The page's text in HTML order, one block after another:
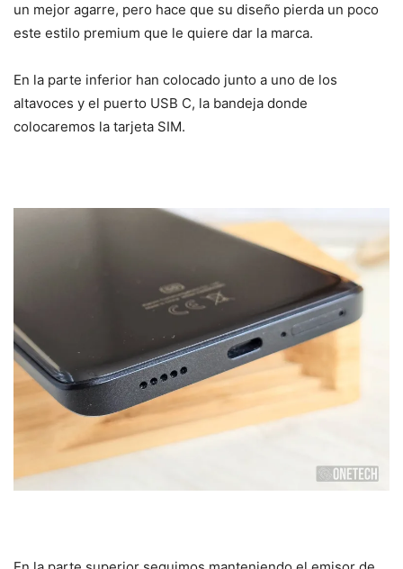
un mejor agarre, pero hace que su diseño pierda un poco
este estilo premium que le quiere dar la marca.
En la parte inferior han colocado junto a uno de los
altavoces y el puerto USB C, la bandeja donde
colocaremos la tarjeta SIM.